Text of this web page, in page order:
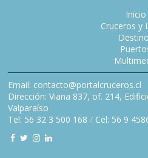
Inicio
Cruceros y
Email: contacto@portalcruceros.cl
Dirección: Viana 837, of. 214,
Valparaíso
Tel: 56 32 3 500 168 / Cel: 56 9